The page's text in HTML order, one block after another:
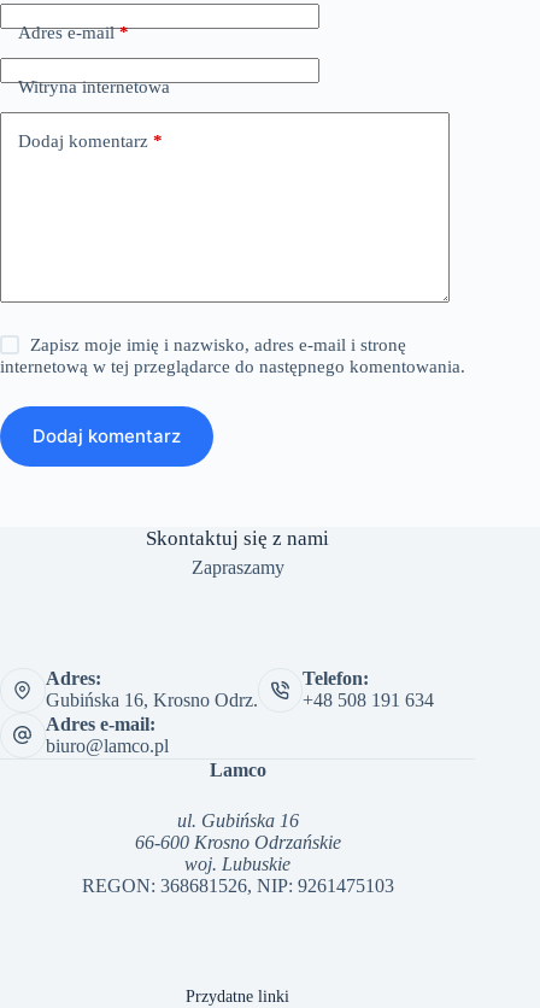
Adres e-mail*
Witryna internetowa
Dodaj komentarz *
Zapisz moje imię i nazwisko, adres e-mail i stronę
internetową w tej przeglądarce do następnego komentowania.
Dodaj komentarz
Skontaktuj się z nami
Zapraszamy
Adres:
Gubińska 16, Krosno Odrz.
Telefon:
+48 508 191 634
Adres e-mail:
biuro@lamco.pl
Lamco
ul. Gubińska 16
66-600 Krosno Odrzańskie
woj. Lubuskie
REGON: 368681526, NIP: 9261475103
Przydatne linki